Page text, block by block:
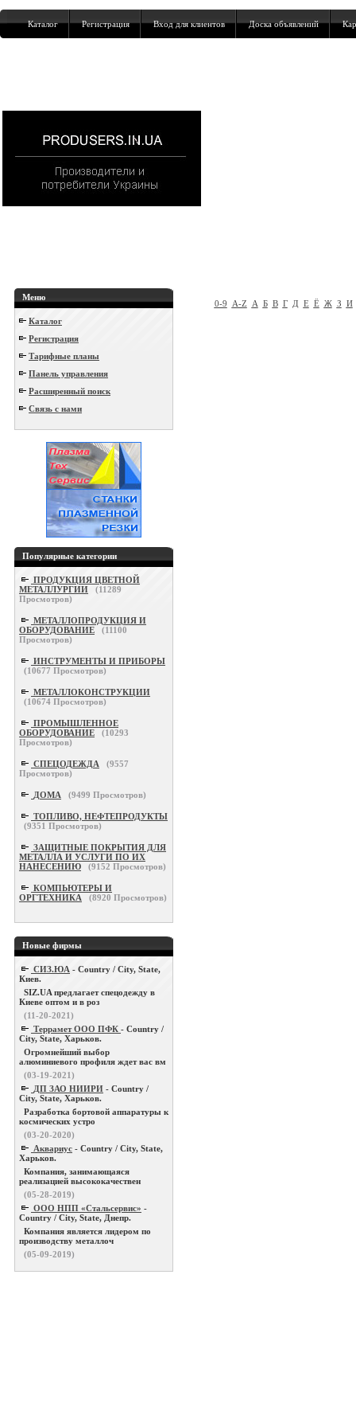
Каталог Регистрация Вход для клиентов Доска объявлений
Меню
Каталог
Регистрация
Тарифные планы
Панель управления
Расширенный поиск
Связь с нами
Популярные категории
ПРОДУКЦИЯ ЦВЕТНОЙ
МЕТАЛЛУРГИИ
(11289
Просмотров)
МЕТАЛЛОПРОДУКЦИЯ И
ОБОРУДОВАНИЕ
(11100
Просмотров)
ИНСТРУМЕНТЫ И ПРИБОРЫ
(10677 Просмотров)
МЕТАЛЛОКОНСТРУКЦИИ
(10674 Просмотров)
ПРОМЫШЛЕННОЕ
ОБОРУДОВАНИЕ
(10293
Просмотров)
СПЕЦОДЕЖДА (9557
Просмотров)
ДОМА (9499 Просмотров)
ТОПЛИВО, НЕФТЕПРОДУКТЫ
(9351 Просмотров)
ЗАЩИТНЫЕ ПОКРЫТИЯ ДЛЯ
МЕТАЛЛА И УСЛУГИ ПО ИХ
НАНЕСЕНИЮ
(9152 Просмотров)
КОМПЬЮТЕРЫ И
ОРГТЕХНИКА
(8920 Просмотров)
Новые фирмы
СИЗ.ЮА - Country / City, State,
Киев.
SIZ.UA предлагает спецодежду в
Киеве оптом и в роз
(11-20-2021)
Террамет ООО ПФК - Country /
City, State, Харьков.
Огромнейший выбор
алюминиевого профиля ждет вас вм
(03-19-2021)
ДП ЗАО НИИРИ - Country /
City, State, Харьков.
Разработка бортовой аппаратуры к
космических устро
(03-20-2020)
Аквариус - Country / City, State,
Харьков.
Компания, занимающаяся
реализацией высококачествен
(05-28-2019)
ООО НПП «Стальсервис» -
Country / City, State, Днепр.
Компания является лидером по
производству металлоч
(05-09-2019)
0-9 A-Z А Б В Г Д Е Ё Ж З И